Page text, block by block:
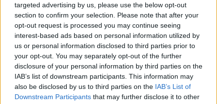
targeted advertising by us, please use the below opt-out
section to confirm your selection. Please note that after your
opt-out request is processed you may continue seeing
interest-based ads based on personal information utilized by
us or personal information disclosed to third parties prior to
your opt-out. You may separately opt-out of the further
disclosure of your personal information by third parties on the
IAB’s list of downstream participants. This information may
also be disclosed by us to third parties on the IAB’s List of
Downstream Participants that may further disclose it to other
Jovem ferida em despiste na
freguesia de Nogueira e Ermida
7 de Agosto, 2026